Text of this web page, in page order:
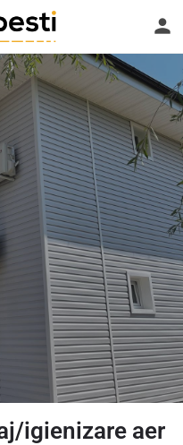
igienizare aer